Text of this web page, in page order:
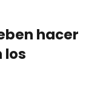
hacer
los